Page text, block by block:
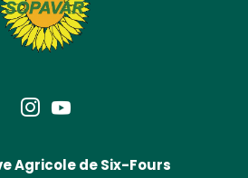
Agricole de Six-Fours